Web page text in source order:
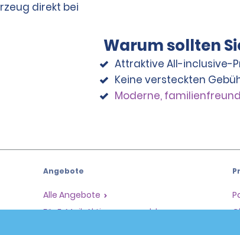
Warum sollten
Attraktive All-inclusive-
Keine versteckten
Moderne,
Angebote
Alle Angebote
Für E-Mail-Aktionen anmelden